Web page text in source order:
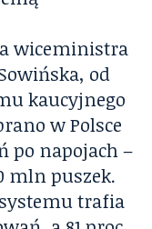
wiceministra
od
kaucyjnego
w Polsce
po napojach –
mln puszek.
trafia